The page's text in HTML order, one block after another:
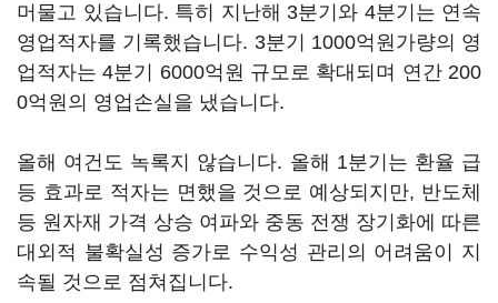
머물고 있습니다. 특히 지난해 3분기와 4분기는 연속
영업적자를 기록했습니다. 3분기 1000억원가량의 영
업적자는 4분기 6000억원 규모로 확대되며 연간 200
0억원의 영업손실을 냈습니다.
올해 여건도 녹록지 않습니다. 올해 1분기는 환율 급
등 효과로 적자는 면했을 것으로 예상되지만, 반도체
등 원자재 가격 상승 여파와 중동 전쟁 장기화에 따른
대외적 불확실성 증가로 수익성 관리의 어려움이 지
속될 것으로 점쳐집니다.